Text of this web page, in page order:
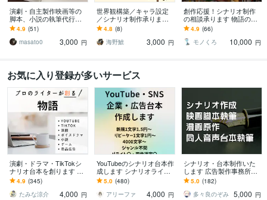
演劇・自主製作映画等の
脚本、小説の執筆代行し
ます 内容等の希望、演目
時間や納期など柔軟に相
談応じます。
4.9 (51)
masato0
3,000 円
世界観構築／キャラ設定
／シナリオ制作承ります
〜テンポ・感情・世界
観。惹き込むシナリオを
執筆します〜
4.8 (8)
海野鯱
3,000 円
創作応援！シナリオ制作
の相談承ります 物語の展
開・構成・進め方に迷っ
ている方へ
4.9 (66)
モノくろ
10,000 円
お気に入り登録が多いサービス
演劇・ドラマ・TikTokシ
ナリオ台本を創ります 実
績400件超 youtube・Insta
gram・ショート
4.9 (345)
たみな涼介
4,000 円
YouTubeのシナリオ台本作
成します シナリオライタ
ーがゆっくり・2chなど幅
広く対応します
5.0 (480)
アリーファ
4,000 円
シナリオ・台本制作いた
します 広告製作事務所の
現役ライターが執筆いた
します
5.0 (182)
多々良のぞみ 5,000 円